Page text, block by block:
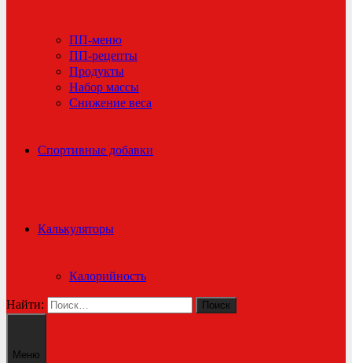
ПП-меню
ПП-рецепты
Продукты
Набор массы
Снижение веса
Спортивные добавки
Калькуляторы
Калорийность
Найти:
Меню